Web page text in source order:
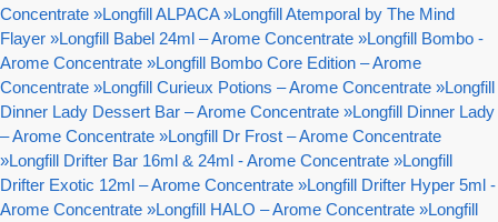
Concentrate »Longfill ALPACA »Longfill Atemporal by The Mind
Flayer »Longfill Babel 24ml – Arome Concentrate »Longfill Bombo -
Arome Concentrate »Longfill Bombo Core Edition – Arome
Concentrate »Longfill Curieux Potions – Arome Concentrate »Longfill
Dinner Lady Dessert Bar – Arome Concentrate »Longfill Dinner Lady
– Arome Concentrate »Longfill Dr Frost – Arome Concentrate
»Longfill Drifter Bar 16ml & 24ml - Arome Concentrate »Longfill
Drifter Exotic 12ml – Arome Concentrate »Longfill Drifter Hyper 5ml -
Arome Concentrate »Longfill HALO – Arome Concentrate »Longfill